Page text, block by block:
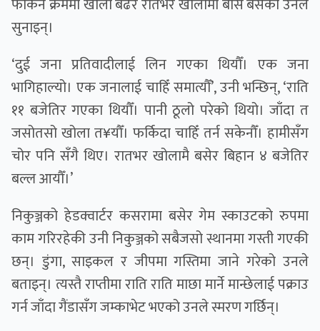
सुनाइन्।
‘दुई जना प्रतिवादीलाई लिन गएका थियौँ। एक जना
भागिहाल्यो। एक जनालाई चाहिँ समात्यौँ’, उनी भन्छिन्, ‘राति
११ बजेतिर गएका थियौँ। पानी ठूलो परेको थियो। जाँदा त
जसोतसो खोला त¥यौँ। फर्किदा चाहिँ तर्न सकेनौँ। हामीसँग
चोर पनि सँगै थिए। रातभर खोलामै बसेर बिहान ४ बजेतिर
बल्ल आयौँ।’
निकुञ्जको हेडक्वार्टर कसरामा बसेर गेम स्काउटको रुपमा
काम गरिरहेकी उनी निकुञ्जको सबैजसो स्थानमा गस्ती गएकी
छन्। डुंगा, साइकल र जीपमा गस्तिमा जाने गरेको उनले
बताइन्। त्यस्तै राप्तीमा राति राति माछा मार्ने मान्छेलाई पक्राउ
गर्न जाँदा गैंडासँग जम्काभेट भएको उनले स्मरण गर्छिन्।